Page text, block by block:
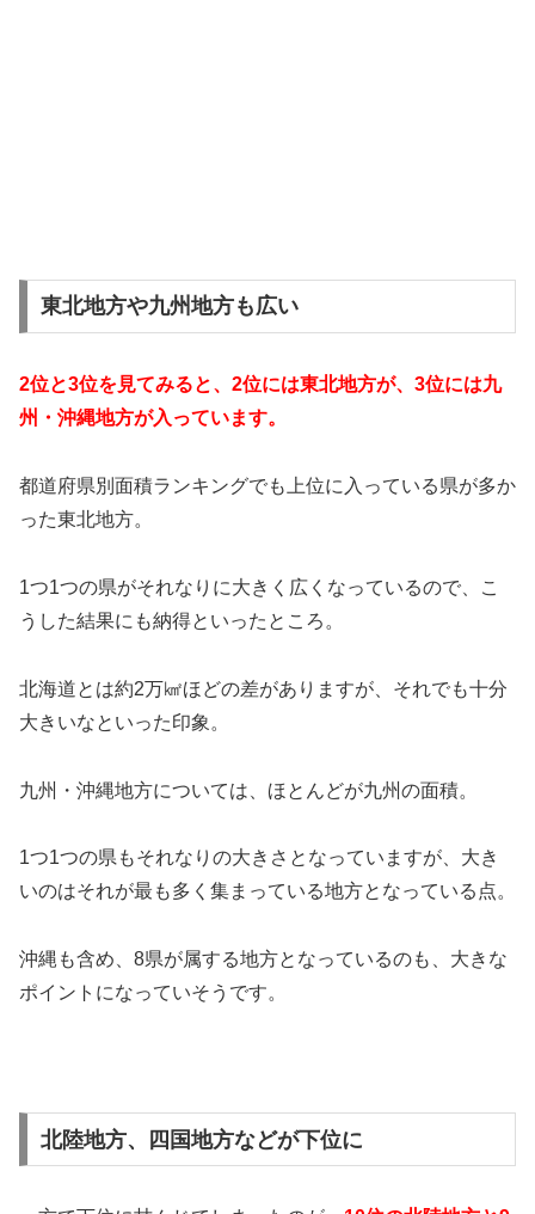
東北地方や九州地方も広い
2位と3位を見てみると、2位には東北地方が、3位には九
州・沖縄地方が入っています。
都道府県別面積ランキングでも上位に入っている県が多か
った東北地方。
1つ1つの県がそれなりに大きく広くなっているので、こ
うした結果にも納得といったところ。
北海道とは約2万㎢ほどの差がありますが、それでも十分
大きいなといった印象。
九州・沖縄地方については、ほとんどが九州の面積。
1つ1つの県もそれなりの大きさとなっていますが、大き
いのはそれが最も多く集まっている地方となっている点。
沖縄も含め、8県が属する地方となっているのも、大きな
ポイントになっていそうです。
北陸地方、四国地方などが下位に